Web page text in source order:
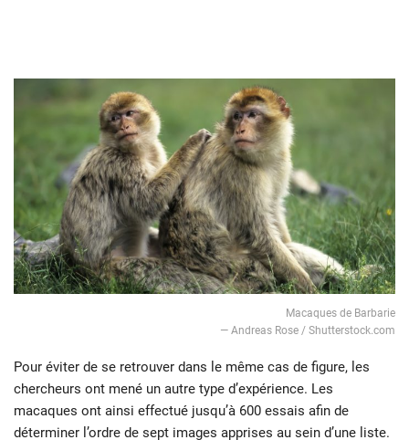
Macaques de Barbarie
— Andreas Rose / Shutterstock.com
Pour éviter de se retrouver dans le même cas de figure, les
chercheurs ont mené un autre type d’expérience. Les
macaques ont ainsi effectué jusqu’à 600 essais afin de
déterminer l’ordre de sept images apprises au sein d’une liste.